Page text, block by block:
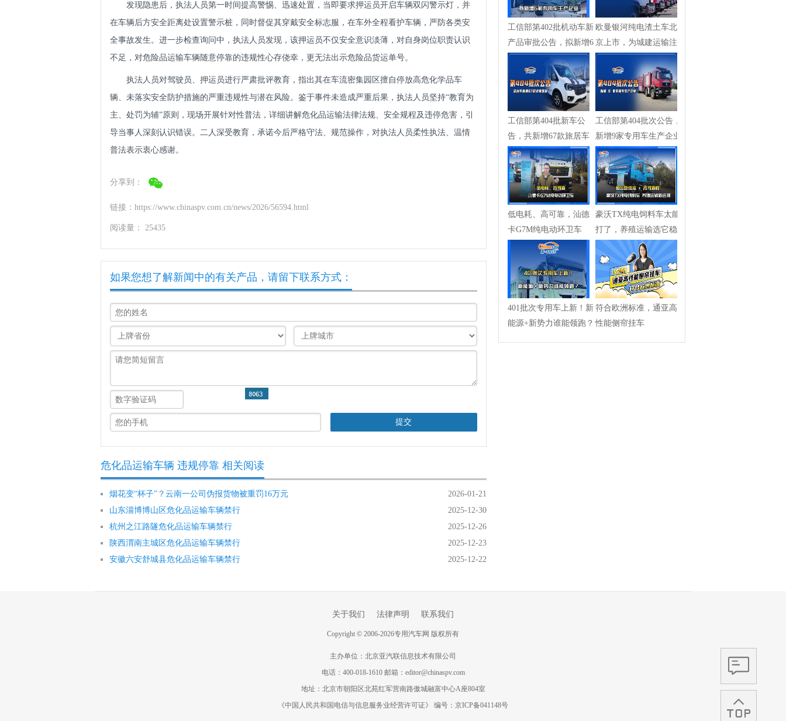
发现隐患后，执法人员第一时间提高警惕、迅速处置，当即要求押运员开启车辆双闪警示灯，并
在车辆后方安全距离处设置警示桩，同时督促其穿戴安全标志服，在车外全程看护车辆，严防各类安
全事故发生。进一步检查询问中，执法人员发现，该押运员不仅安全意识淡薄，对自身岗位职责认识
不足，对危险品运输车辆随意停靠的违规性心存侥幸，更无法出示危险品货运单号。
执法人员对驾驶员、押运员进行严肃批评教育，指出其在车流密集园区擅自停放高危化学品车
辆、未落实安全防护措施的严重违规性与潜在风险。鉴于事件未造成严重后果，执法人员坚持“教育为
主、处罚为辅”原则，现场开展针对性普法，详细讲解危化品运输法律法规、安全规程及违停危害，引
导当事人深刻认识错误。二人深受教育，承诺今后严格守法、规范操作，对执法人员柔性执法、温情
普法表示衷心感谢。
分享到：
链接：https://www.chinaspv.com.cn/news/2026/56594.html
阅读量： 25435
如果您想了解新闻中的有关产品，请留下联系方式：
危化品运输车辆 违规停靠 相关阅读
烟花变“杯子”？云南一公司伪报货物被重罚16万元
2026-01-21
山东淄博博山区危化品运输车辆禁行
2025-12-30
杭州之江路隧危化品运输车辆禁行
2025-12-26
陕西渭南主城区危化品运输车辆禁行
2025-12-23
安徽六安舒城县危化品运输车辆禁行
2025-12-22
工信部第402批机动车新
产品审批公告，拟新增6
家专用车...
欧曼银河纯电渣土车北
京上市，为城建运输注
入全新绿色...
工信部第404批新车公
告，共新增67款旅居车
迎来爆发
工信部第404批次公告，
新增9家专用车生产企业
低电耗、高可靠，汕德
卡G7M纯电动环卫车
豪沃TX纯电饲料车太能
打了，养殖运输选它稳
401批次专用车上新！新
能源+新势力谁能领跑？
符合欧洲标准，通亚高
性能侧帘挂车
关于我们 法律声明 联系我们
Copyright © 2006-2026专用汽车网 版权所有
主办单位：北京亚汽联信息技术有限公司
电话：400-018-1610 邮箱：editor@chinaspv.com
地址：北京市朝阳区北苑红军营南路傲城融富中心A座804室
《中国人民共和国电信与信息服务业经营许可证》 编号：京ICP备041148号